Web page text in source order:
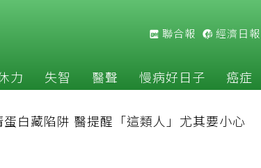
聯合報 經濟日報
力 失智 醫聲 慢病好日子 癌症
白藏陷阱 醫提醒「這類人」尤其要小心